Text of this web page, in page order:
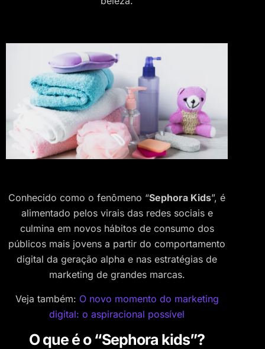
Conhecido como o fenômeno “Sephora Kids”, é
alimentado pelos virais das redes sociais e
culmina em novos hábitos de consumo dos
públicos mais jovens a partir do comportamento
digital da geração alpha e nas estratégias de
marketing de grandes marcas.
Veja também: O novo momento do marketing
digital: o aspiracional possível
O que é o “Sephora kids”?